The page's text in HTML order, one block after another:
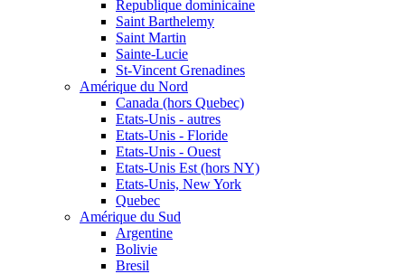
Republique dominicaine
Saint Barthelemy
Saint Martin
Sainte-Lucie
St-Vincent Grenadines
Amérique du Nord
Canada (hors Quebec)
Etats-Unis - autres
Etats-Unis - Floride
Etats-Unis - Ouest
Etats-Unis Est (hors NY)
Etats-Unis, New York
Quebec
Amérique du Sud
Argentine
Bolivie
Bresil